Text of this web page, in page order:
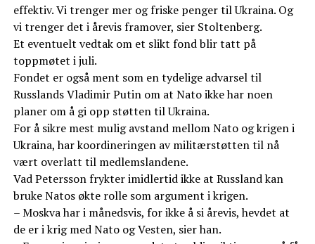
effektiv. Vi trenger mer og friske penger til Ukraina. Og
vi trenger det i årevis framover, sier Stoltenberg.
Et eventuelt vedtak om et slikt fond blir tatt på
toppmøtet i juli.
Fondet er også ment som en tydelige advarsel til
Russlands Vladimir Putin om at Nato ikke har noen
planer om å gi opp støtten til Ukraina.
For å sikre mest mulig avstand mellom Nato og krigen i
Ukraina, har koordineringen av militærstøtten til nå
vært overlatt til medlemslandene.
Vad Petersson frykter imidlertid ikke at Russland kan
bruke Natos økte rolle som argument i krigen.
– Moskva har i månedsvis, for ikke å si årevis, hevdet at
de er i krig med Nato og Vesten, sier han.